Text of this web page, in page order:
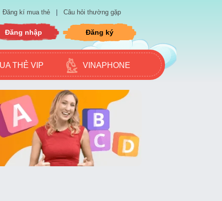
Đăng kí mua thẻ Câu hỏi thường gặp
Đăng nhập Đăng ký
THẺ VIP VINAPHONE